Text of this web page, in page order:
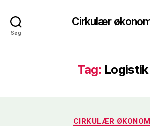
Søg
Cirkulær
Tag: Logistik
CIRKULÆR